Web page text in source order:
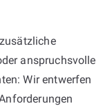
anspruchsvolle
Wir entwerfen